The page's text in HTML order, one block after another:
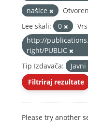
našice
Lee skali:
0
http://
right/PUBLIC
Tip Izdavača:
Filtriraj rezultate
Please try another